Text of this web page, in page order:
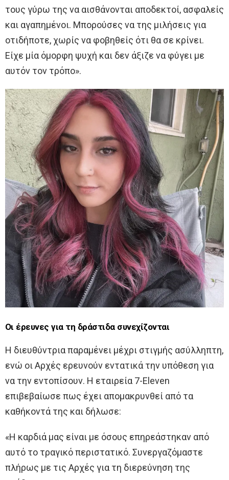
τους γύρω της να αισθάνονται αποδεκτοί, ασφαλείς
και αγαπημένοι. Μπορούσες να της μιλήσεις για
οτιδήποτε, χωρίς να φοβηθείς ότι θα σε κρίνει.
Είχε μία όμορφη ψυχή και δεν άξιζε να φύγει με
αυτόν τον τρόπο».
Οι έρευνες για τη δράστιδα συνεχίζονται
Η διευθύντρια παραμένει μέχρι στιγμής ασύλληπτη,
ενώ οι Αρχές ερευνούν εντατικά την υπόθεση για
να την εντοπίσουν. Η εταιρεία 7-Eleven
επιβεβαίωσε πως έχει απομακρυνθεί από τα
καθήκοντά της και δήλωσε:
«Η καρδιά μας είναι με όσους επηρεάστηκαν από
αυτό το τραγικό περιστατικό. Συνεργαζόμαστε
πλήρως με τις Αρχές για τη διερεύνηση της